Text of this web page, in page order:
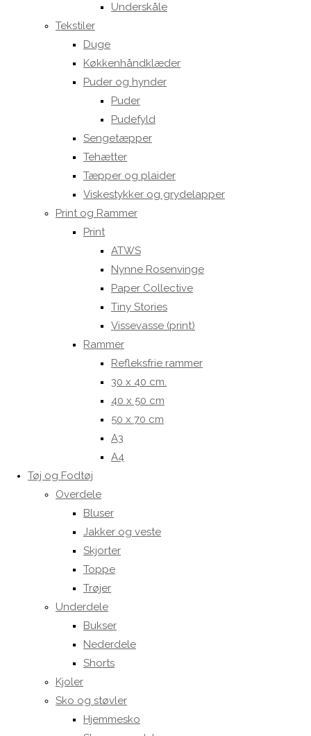
Underskåle
Tekstiler
Duge
Køkkenhåndklæder
Puder og hynder
Puder
Pudefyld
Sengetæpper
Tehætter
Tæpper og plaider
Viskestykker og grydelapper
Print og Rammer
Print
ATWS
Nynne Rosenvinge
Paper Collective
Tiny Stories
Vissevasse (print)
Rammer
Refleksfrie rammer
30 x 40 cm.
40 x 50 cm
50 x 70 cm
A3
A4
Tøj og Fodtøj
Overdele
Bluser
Jakker og veste
Skjorter
Toppe
Trøjer
Underdele
Bukser
Nederdele
Shorts
Kjoler
Sko og støvler
Hjemmesko